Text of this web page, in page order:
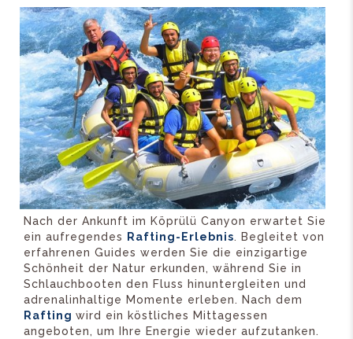
Nach der Ankunft im Köprülü Canyon erwartet Sie
ein aufregendes
Rafting-Erlebnis. Begleitet von
erfahrenen Guides werden Sie die einzigartige
Schönheit der Natur erkunden, während Sie in
Schlauchbooten den Fluss hinuntergleiten und
adrenalinhaltige Momente erleben. Nach dem
Rafting wird ein köstliches Mittagessen
angeboten, um Ihre Energie wieder aufzutanken.